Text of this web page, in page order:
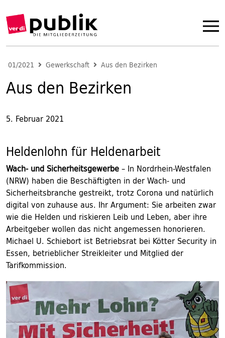
01/2021 Gewerkschaft Aus den Bezirken
Aus den Bezirken
5. Februar 2021
Heldenlohn für Heldenarbeit
Wach- und Sicherheitsgewerbe– In Nordrhein-Westfalen
(NRW) haben die Beschäftigten in der Wach- und
Sicherheitsbranche gestreikt, trotz Corona und natürlich
digital von zuhause aus. Ihr Argument: Sie arbeiten zwar
wie die Helden und riskieren Leib und Leben, aber ihre
Arbeitgeber wollen das nicht angemessen honorieren.
Michael U. Schiebort ist Betriebsrat bei Kötter Security in
Essen, betrieblicher Streikleiter und Mitglied der
Tarifkommission.